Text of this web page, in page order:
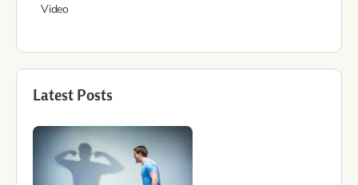
Video
Latest Posts